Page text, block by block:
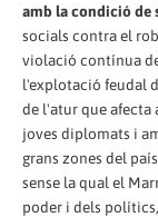
amb la condició de
socials contra el
violació contínua
l'explotació feudal
de l'atur que afecta
joves diplomats i
grans zones del
sense la qual el
poder i dels